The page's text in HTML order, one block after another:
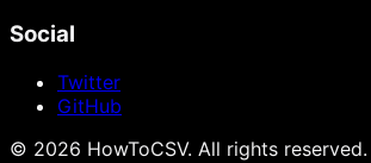
Social
Twitter
GitHub
© 2026 HowToCSV. All rights reserved.